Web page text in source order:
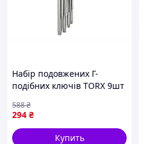
Набір подовжених Г-
подібних ключів TORX 9шт
автомобілів і техніки
294 ₴
588₴
Купить